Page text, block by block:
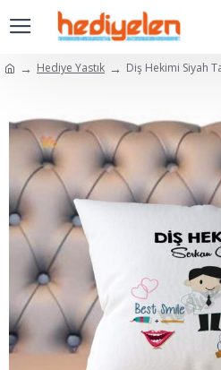
Hediye Yastık Diş Hekimi Siyah